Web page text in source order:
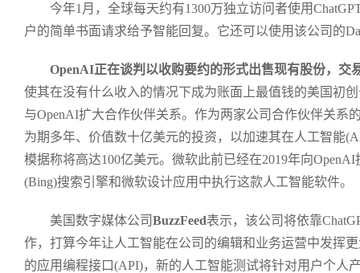
今年1月，全球每天约有1300万独立访问者使用
户的简单书面请求给予智能回复。它还可以使用该公司的
OpenAI正在谈判以收购要约的形式出售现有股份，交
使其在没有什么收入的情况下成为账面上最值钱的美国初
与OpenAI扩大合作伙伴关系。作为两家公司合作伙伴关系
为期多年、价值数十亿美元的投资，以加速其在人工智能
模据称将高达100亿美元。微软此前已经在2019年向
(Bing)搜索引擎和微软设计应用中执行这款人工智能软件。
美国数字媒体公司BuzzFeed表示，该公司将依靠
作，打算今年让人工智能在公司的编辑和业务运营中发挥
的应用编程接口(API)，新的人工智能测试将针对用户个人